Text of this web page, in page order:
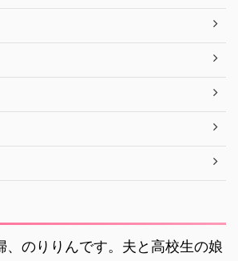
、のりりんです。夫と高校生の娘